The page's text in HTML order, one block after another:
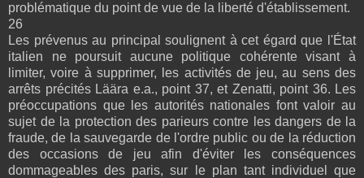
problématique du point de vue de la liberté d'établissement.
26
Les prévenus au principal soulignent à cet égard que l'État
italien ne poursuit aucune politique cohérente visant à
limiter, voire à supprimer, les activités de jeu, au sens des
arrêts précités Läära e.a., point 37, et Zenatti, point 36. Les
préoccupations que les autorités nationales font valoir au
sujet de la protection des parieurs contre les dangers de la
fraude, de la sauvegarde de l'ordre public ou de la réduction
des occasions de jeu afin d'éviter les conséquences
dommageables des paris, sur le plan tant individuel que